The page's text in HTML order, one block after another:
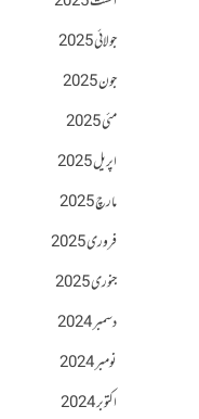
جولائی 2025
جون 2025
مئی 2025
اپریل 2025
مارچ 2025
فروری 2025
جنوری 2025
دسمبر 2024
نومبر 2024
اکتوبر 2024